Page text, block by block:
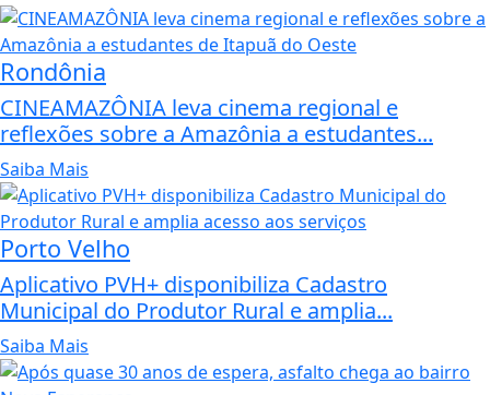
Rondônia
CINEAMAZÔNIA leva cinema regional e
reflexões sobre a Amazônia a estudantes...
Saiba Mais
Porto Velho
Aplicativo PVH+ disponibiliza Cadastro
Municipal do Produtor Rural e amplia...
Saiba Mais